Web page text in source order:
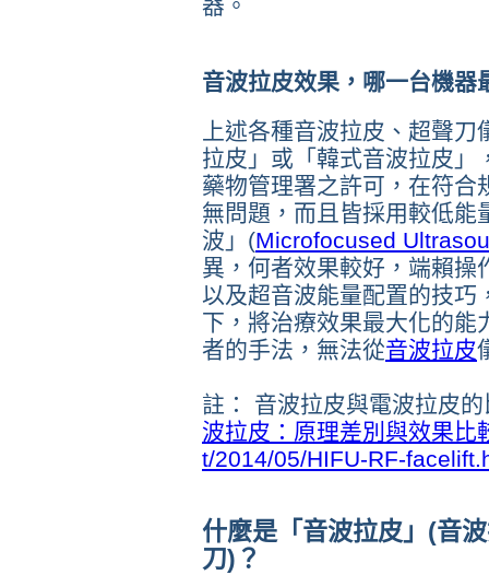
音波拉皮效果，哪一台機器
上述各種音波拉皮 、超聲
拉皮」或「韓式音波拉皮」
藥物管理署之許可，在符合
無問題，而且皆採用 較低能
波」(Microfocused
異，何者效果較好，端賴操
以及超音波能量配置的技巧
下，將治療效果最大化的能
者的手法，無法從音波拉皮
註： 音波拉皮與電波拉皮
波拉皮：原理差別與效果比
t/2014/05/HIFU-RF-
什麼是「音波拉皮」(音
刀)？